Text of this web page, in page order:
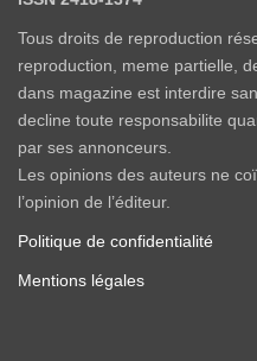
Tous droits de reproduction
reproduction, meme partielle,
dans magazine est interdire
decline toute responsabilite
par ses annonceurs.
Les opinions des auteurs ne
l’opinion de l’éditeur.
Politique de confidentialité
Mentions légales